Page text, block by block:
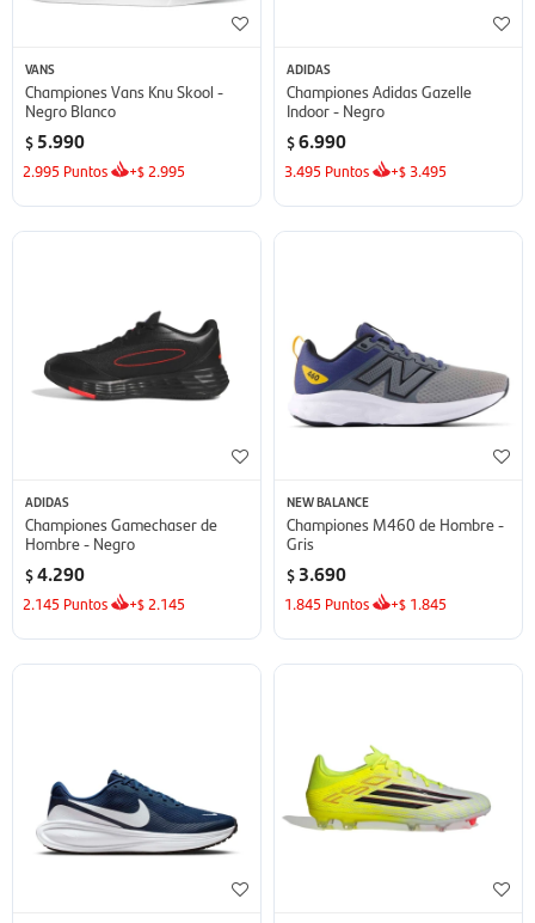
VANS
Championes Vans Knu Skool -
Negro Blanco
$ 5.990
2.995 Puntos +$ 2.995
ADIDAS
Championes Adidas Gazelle
Indoor - Negro
$6.990
3.495 Puntos +$ 3.495
ADIDAS
Championes Gamechaser de
Hombre - Negro
$4.290
2.145 Puntos +$ 2.145
NEW BALANCE
Championes M460 de Hombre -
Gris
$ 3.690
1.845 Puntos +$ 1.845